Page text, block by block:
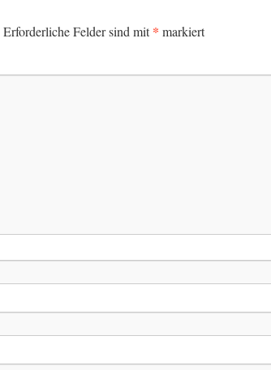
Erforderliche Felder sind mit* markiert